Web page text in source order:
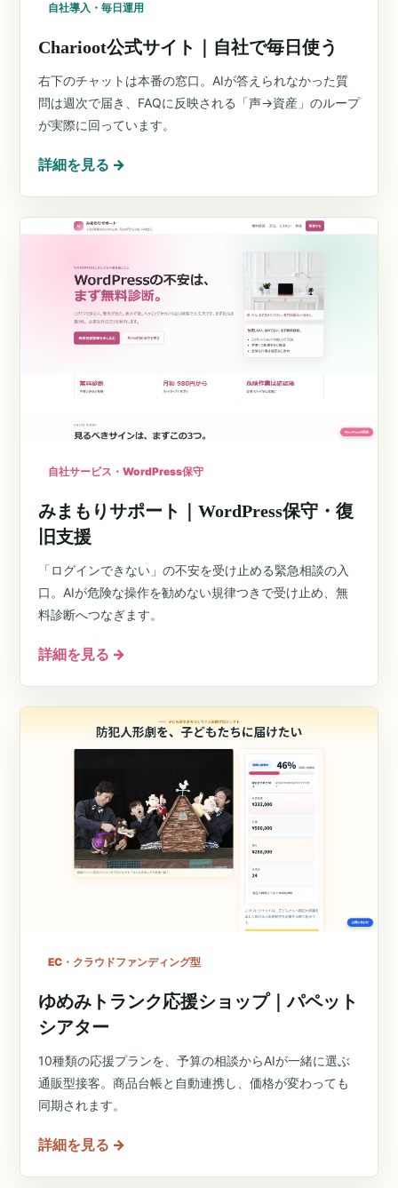
自社導入・毎日運用
Charioot公式サイト｜自社で毎日使う
右下のチャットは本番の窓口。AIが答えられなかった質
問は週次で届き、FAQに反映される「声→資産」のループ
が実際に回っています。
詳細を見る →
自社サービス・WordPress保守
みまもりサポート｜WordPress保守・復
旧支援
「ログインできない」の不安を受け止める緊急相談の入
口。AIが危険な操作を勧めない規律つきで受け止め、無
料診断へつなぎます。
詳細を見る →
EC・クラウドファンディング型
ゆめみトランク応援ショップ｜パペット
シアター
10種類の応援プランを、予算の相談からAIが一緒に選ぶ
通販型接客。商品台帳と自動連携し、価格が変わっても
同期されます。
詳細を見る →